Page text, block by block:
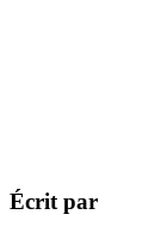
Écrit par